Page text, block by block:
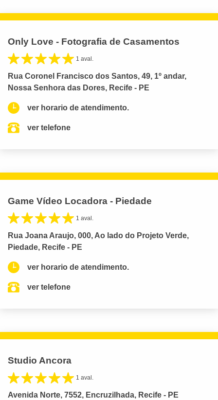
Only Love - Fotografia de Casamentos
1 aval.
Rua Coronel Francisco dos Santos, 49, 1º andar,
Nossa Senhora das Dores, Recife - PE
ver horario de atendimento.
ver telefone
Game Vídeo Locadora - Piedade
1 aval.
Rua Joana Araujo, 000, Ao lado do Projeto Verde,
Piedade, Recife - PE
ver horario de atendimento.
ver telefone
Studio Ancora
1 aval.
Avenida Norte, 7552, Encruzilhada, Recife - PE